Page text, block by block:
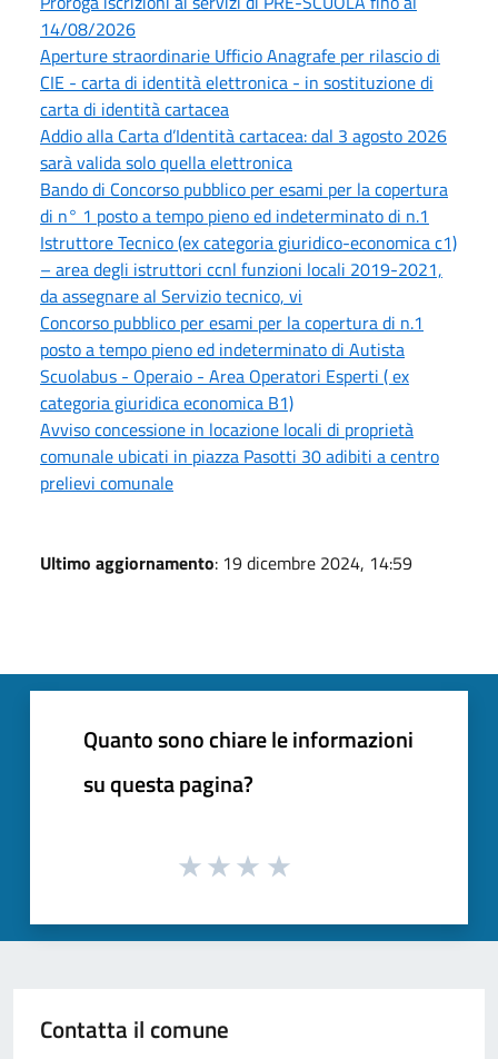
14/08/2026
Aperture straordinarie Ufficio Anagrafe per rilascio di
CIE - carta di identità elettronica - in sostituzione di
carta di identità cartacea
Addio alla Carta d’Identità cartacea: dal 3 agosto 2026
sarà valida solo quella elettronica
Bando di Concorso pubblico per esami per la copertura
di n° 1 posto a tempo pieno ed indeterminato di n.1
Istruttore Tecnico (ex categoria giuridico-economica c1)
– area degli istruttori ccnl funzioni locali 2019-2021,
da assegnare al Servizio tecnico, vi
Concorso pubblico per esami per la copertura di n.1
posto a tempo pieno ed indeterminato di Autista
Scuolabus - Operaio - Area Operatori Esperti ( ex
categoria giuridica economica B1)
Avviso concessione in locazione locali di proprietà
comunale ubicati in piazza Pasotti 30 adibiti a centro
prelievi comunale
Ultimo aggiornamento: 19 dicembre 2024, 14:59
Quanto sono chiare le informazioni
su questa pagina?
Contatta il comune